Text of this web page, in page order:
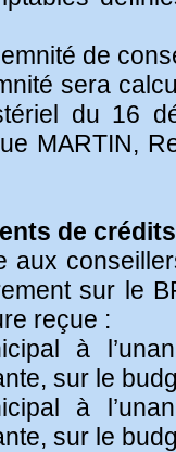
de
sera
du 16
MARTIN,
de
aux
sur le
reçue :
à
sur le
à
sur le